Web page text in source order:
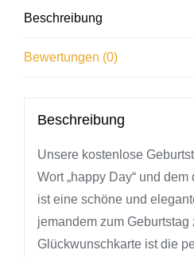
Beschreibung
Bewertungen (0)
Beschreibung
Unsere kostenlose
Wort „happy Day“ und
ist eine schöne und
jemandem zum
Glückwunschkarte ist die